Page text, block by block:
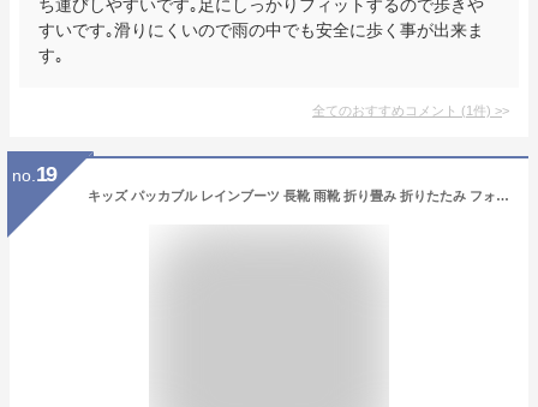
ち運びしやすいです｡足にしっかりフィットするので歩きや
すいです｡滑りにくいので雨の中でも安全に歩く事が出来ま
す｡
全てのおすすめコメント (1件) >
no. 19
キッズ パッカブル レインブーツ 長靴 雨靴 折り畳み 折りたたみ フォールディング ドローコード 幅広 防滑底 収納袋付き 黒 ブラック カーキ 17.0 18.0 19.0 20.0 21.0 22.0 23.0 24.0 25.0 xk_24065【あす楽対応】